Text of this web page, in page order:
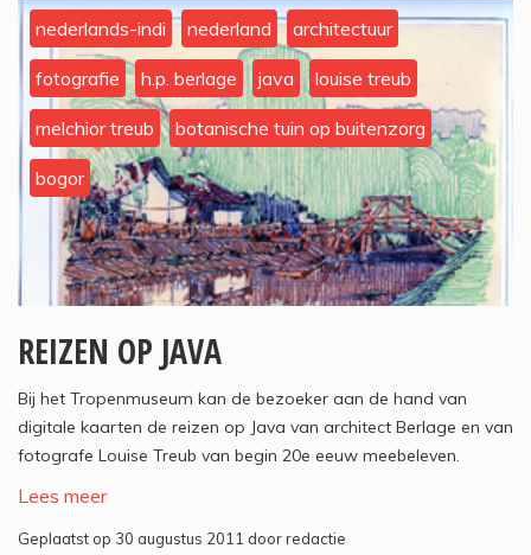
nederlands-indi nederland architectuur
fotografie h.p. berlage java louise treub
melchior treub botanische tuin op buitenzorg
bogor
REIZEN OP JAVA
Bij het Tropenmuseum kan de bezoeker aan de hand van
digitale kaarten de reizen op Java van architect Berlage en van
fotografe Louise Treub van begin 20e eeuw meebeleven.
Lees meer
Geplaatst op 30 augustus 2011 door redactie